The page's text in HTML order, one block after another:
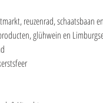
reuzenrad, schaatsbaan
glühwein en